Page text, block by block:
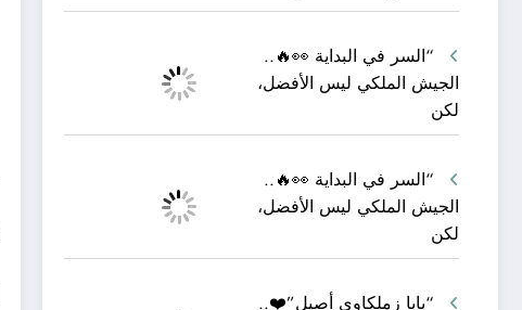
“السر في البداية 👀🔥..
الجيش الملكي ليس الأفضل،
لكن
“السر في البداية 👀🔥..
الجيش الملكي ليس الأفضل،
لكن
“بابا زملكاوي أصيل”❤️..